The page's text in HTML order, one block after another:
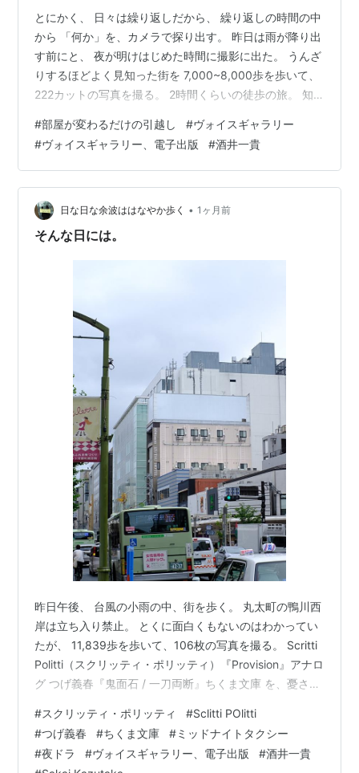
とにかく、 日々は繰り返しだから、 繰り返しの時間の中
から 「何か」を、カメラで探り出す。 昨日は雨が降り出
す前にと、 夜が明けはじめた時間に撮影に出た。 うんざ
りするほどよく見知った街を 7,000~8,000歩を歩いて、
222カットの写真を撮る。 2時間くらいの徒歩の旅。 知
けがある。 今住んでいるマンションの我が部屋が 大規模
な修理、改装の必要に迫られ、 同じマンションの別の部
屋に 転居することになったのである。 他所に引っ越すと
いう選択肢もあったが、 今はそんな気力も湧いてこな
い。 そんなわけで 人生6度目の引越し。 同じマンショ
ン…
#部屋が変わるだけの引越し #ヴォイスギャラリー
#ヴォイスギャラリー、電子出版 #酒井一貴
日な日な余波ははなやか歩く • 1ヶ月前
そんな日には。
昨日午後、 台風の小雨の中、街を歩く。 丸太町の鴨川西
岸は立ち入り禁止。 とくに面白くもないのはわかってい
たが、 11,839歩を歩いて、106枚の写真を撮る。 Scritti
Politti（スクリッティ・ポリッティ）『Provision』アナロ
グ つげ義春『鬼面石 / 一刀両断』ちくま文庫 を、憂さ晴
イトルにする良い言葉を探している。 だが、未だ見つか
らず。 写真がダメだからか？ ・・・んなこたあ、ない。
そう思いたい。 写真の編集も、連日、繰り返している。
#スクリッティ・ポリッティ #Sclitti POlitti
#つげ義春 #ちくま文庫 #ミッドナイトタクシー
#夜ドラ #ヴォイスギャラリー、電子出版 #酒井一貴